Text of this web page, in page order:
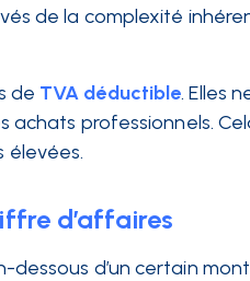
de la complexité
de TVA déductible. Elles
professionnels.
élevées.
d’affaires
d’un certain